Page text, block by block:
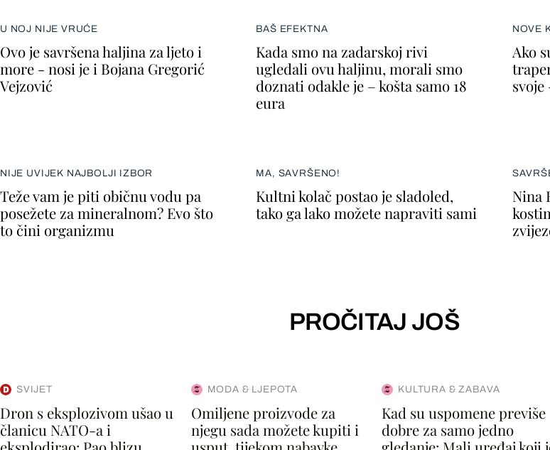
U NOJ NIJE VRUĆE
Ovo je savršena haljina za ljeto i
more - nosi je i Bojana Gregorić
Vejzović
BAŠ EFEKTNA
Kada smo na zadarskoj rivi
ugledali ovu haljinu, morali smo
doznati odakle je – košta samo 18
eura
NOVE
Ako
svoje
NIJE UVIJEK NAJBOLJI IZBOR
Teže vam je piti običnu vodu pa
posežete za mineralnom? Evo što
to čini organizmu
MA, SAVRŠENO!
Kultni kolač postao je sladoled,
tako ga lako možete napraviti sami
Nina
PROČITAJ JOŠ
SVIJET
Dron s eksplozivom ušao u
članicu NATO-a i
MODA & LJEPOTA
Omiljene proizvode za
njegu sada možete kupiti i
KULTURA & ZABAVA
Kad su uspomene previše
dobre za samo jedno